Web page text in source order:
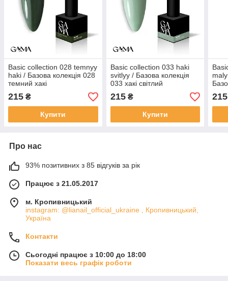
Basic collection 028 temnyy
haki / Базова колекція 028
темний хакі
215 ₴
Купити
Basic collection 033 haki
svitlyy / Базова колекція
033 хакі світлий
215₴
Купити
215
Про нас
93% позитивних з 85 відгуків за рік
Працює з 21.05.2017
м. Кропивницький
instagram: @lianail_official_ukraine , Кропивницький,
Україна
Контакти
Сьогодні працює з 10:00 до 18:00
Показати весь графік роботи